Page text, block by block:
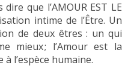
que l’AMOUR EST LE
intime de l’Être. Un
de deux êtres : un qui
mieux ; l’Amour est la
l’espèce humaine.